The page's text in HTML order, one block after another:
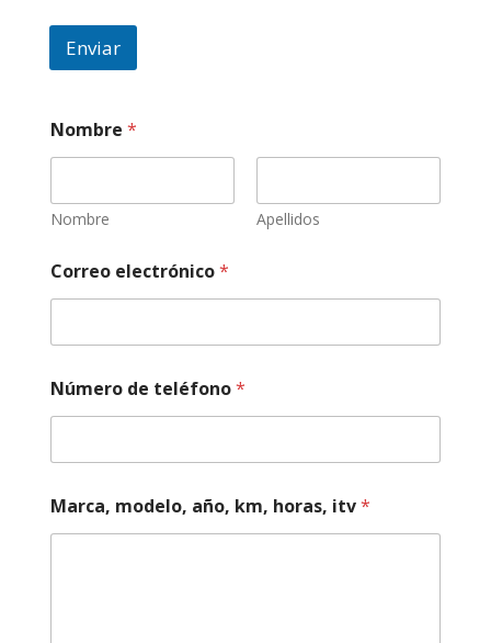
Enviar
e
r
v
i
i
o
n
s
a
c
,
Nombre *
Nombre Apellidos
Correo electrónico*
Número de teléfono*
Marca, modelo, año, km, horas, itv*